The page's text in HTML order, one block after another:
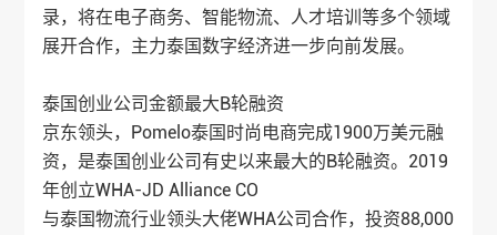
录，将在电子商务、智能物流、人才培训等多个领域
展开合作，主力泰国数字经济进一步向前发展。
泰国创业公司金额最大B轮融资
京东领头，Pomelo泰国时尚电商完成1900万美元融
资，是泰国创业公司有史以来最大的B轮融资。2019
年创立WHA-JD Alliance CO
与泰国物流行业领头大佬WHA公司合作，投资88,000